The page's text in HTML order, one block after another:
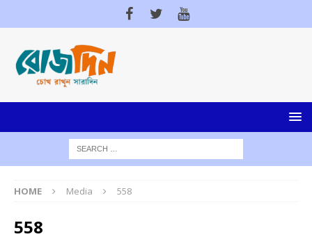
HOME Media 558
558